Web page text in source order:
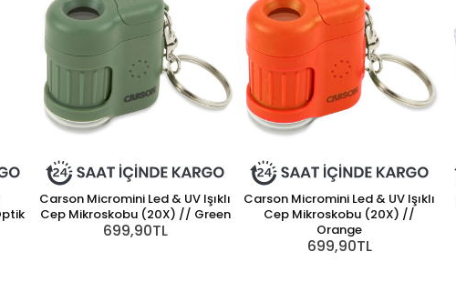
Carson Micromini Led & UV Işıklı
Cep Mikroskobu (20X) // Green
699,90TL
Carson Micromini Led & UV Işıklı
Cep Mikroskobu (20X) //
Orange
699,90TL